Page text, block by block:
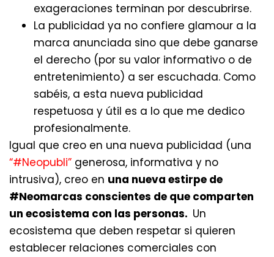
exageraciones terminan por descubrirse.
La publicidad ya no confiere glamour a la
marca anunciada sino que debe ganarse
el derecho (por su valor informativo o de
entretenimiento) a ser escuchada. Como
sabéis, a esta nueva publicidad
respetuosa y útil es a lo que me dedico
profesionalmente.
Igual que creo en una nueva publicidad (una
“#Neopubli” generosa, informativa y no
intrusiva), creo en una nueva estirpe de
#Neomarcas conscientes de que comparten
un ecosistema con las personas. Un
ecosistema que deben respetar si quieren
establecer relaciones comerciales con